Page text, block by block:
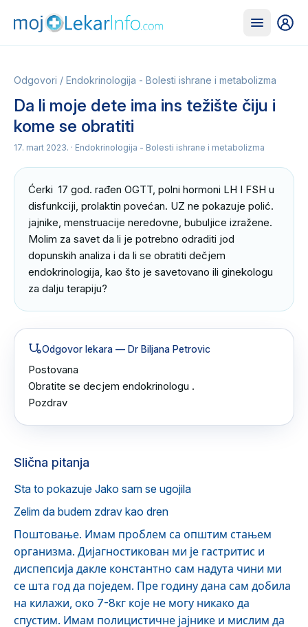
Odgovori / Endokrinologija - Bolesti ishrane i metabolizma
Da li moje dete ima ins težište čiju i
kome se obratiti
17. mart 2023. · Endokrinologija - Bolesti ishrane i metabolizma
Ćerki  17 god. rađen OGTT, polni hormoni LH I FSH u
disfunkciji, prolaktin povećan. UZ ne pokazuje polić.
jajnike, menstruacije neredovne, bubuljice izražene.
Molim za savet da li je potrebno odraditi jod
dopunskih analiza i da li se obratiti dečjem
endokrinologija, kao što je savetovano ili ginekologu
za dalju terapiju?
Odgovor lekara — Dr Biljana Petrovic
Postovana
Obratite se decjem endokrinologu .
Pozdrav
Slična pitanja
Sta to pokazuje Jako sam se ugojila
Zelim da budem zdrav kao dren
Поштовање. Имам проблем са општим стањем
организма. Дијагностикован ми је гастритис и
диспепсија дакле константно сам надута чини ми
се шта год да поједем. Пре годину дана сам добила
на килажи, око 7-8кг које не могу никако да
спустим. Имам полицистичне јајнике и мислим да